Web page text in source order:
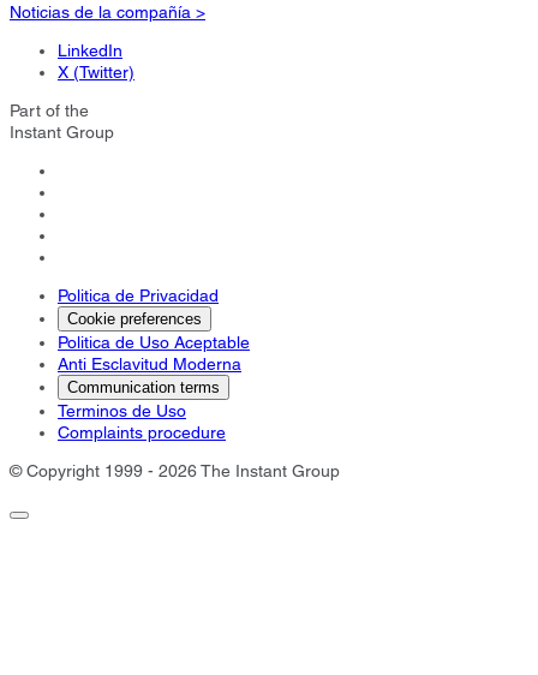
Noticias de la compañía >
LinkedIn
X (Twitter)
Part of the
Instant Group
Politica de Privacidad
Cookie preferences
Politica de Uso Aceptable
Anti Esclavitud Moderna
Communication terms
Terminos de Uso
Complaints procedure
© Copyright 1999 - 2026 The Instant Group